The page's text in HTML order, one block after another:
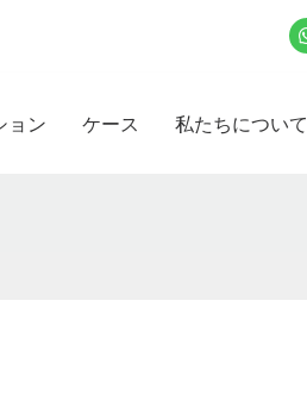
ョン ケース 私たちについて